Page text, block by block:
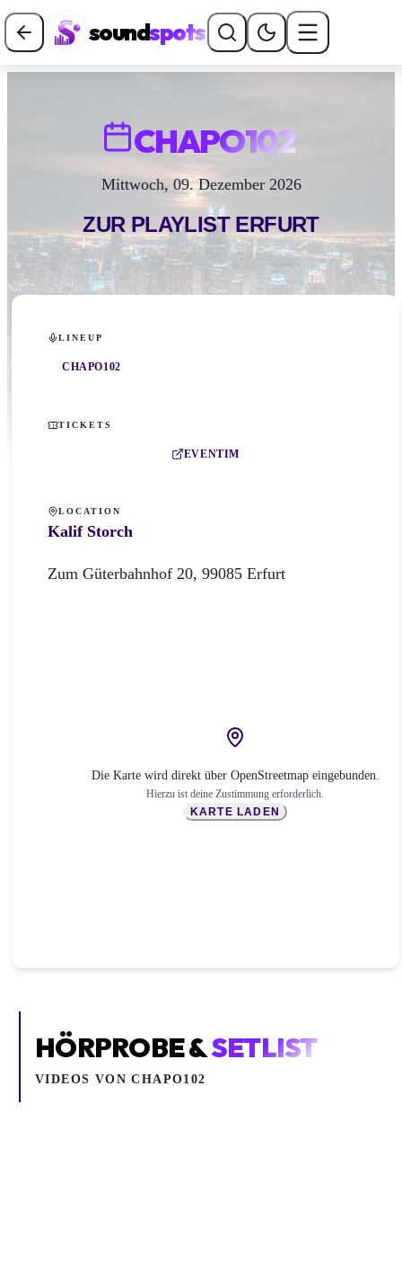
soundspots
CHAPO102
Mittwoch, 09. Dezember 2026
ZUR PLAYLIST ERFURT
LINEUP
CHAPO102
TICKETS
EVENTIM
LOCATION
Kalif Storch
Zum Güterbahnhof 20, 99085 Erfurt
Die Karte wird direkt über OpenStreetmap eingebunden.
Hierzu ist deine Zustimmung erforderlich.
KARTE LADEN
HÖRPROBE &SETLIST
VIDEOS VONCHAPO102